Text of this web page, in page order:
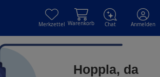
Merkzettel Warenkorb Chat Anmelden
Hoppla, da